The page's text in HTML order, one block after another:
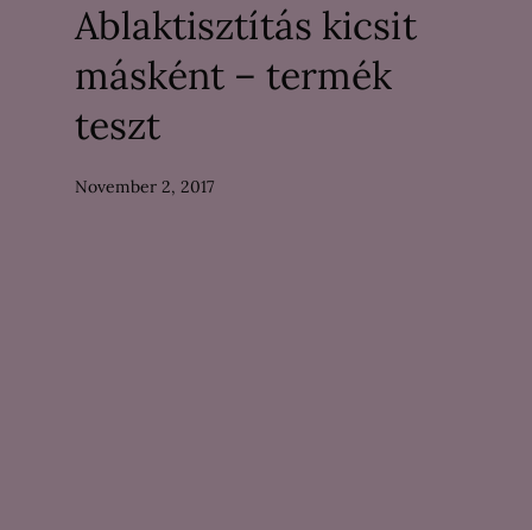
Ablaktisztítás kicsit
másként – termék
teszt
November 2, 2017